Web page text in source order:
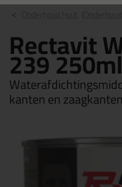
Rectavit
239 250ml
kanten en zaagkanten